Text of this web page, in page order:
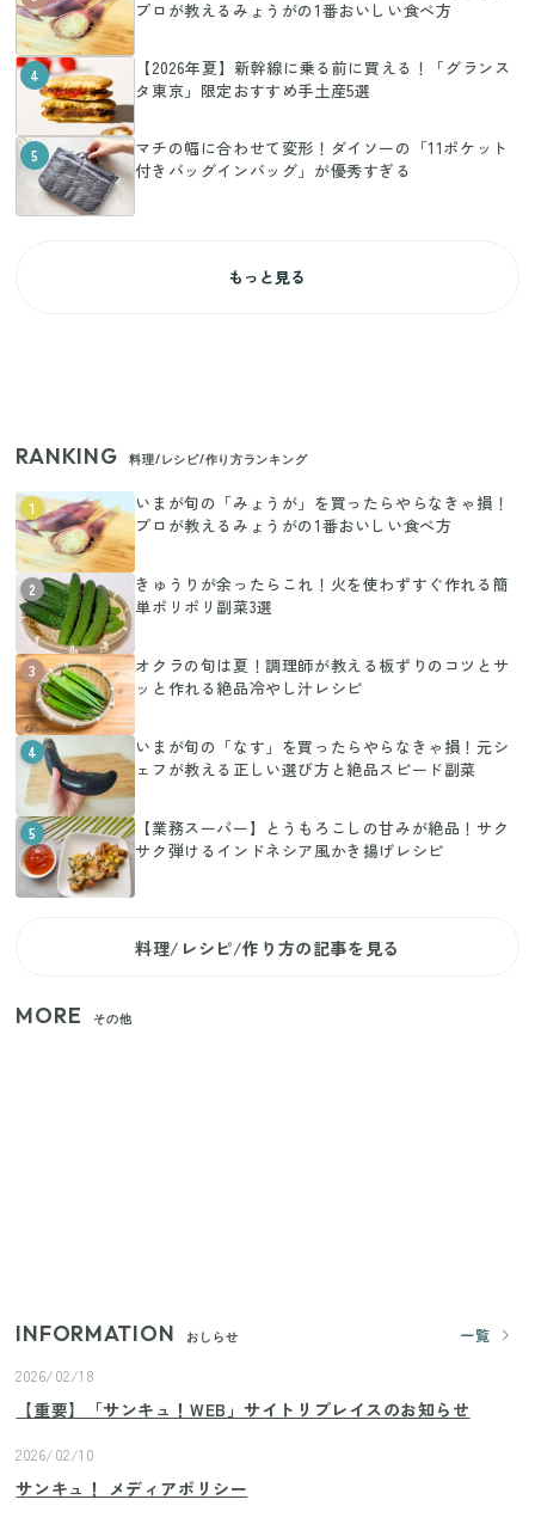
プロが教えるみょうがの1番おいしい食べ方
4
【2026年夏】新幹線に乗る前に買える！「グランス
タ東京」限定おすすめ手土産5選
5
マチの幅に合わせて変形！ダイソーの「11ポケット
付きバッグインバッグ」が優秀すぎる
もっと見る
RANKING 料理/レシピ/作り方ランキング
1
いまが旬の「みょうが」を買ったらやらなきゃ損！
プロが教えるみょうがの1番おいしい食べ方
2
きゅうりが余ったらこれ！火を使わずすぐ作れる簡
単ポリポリ副菜3選
3
オクラの旬は夏！調理師が教える板ずりのコツとサ
ッと作れる絶品冷やし汁レシピ
4
いまが旬の「なす」を買ったらやらなきゃ損！元シ
ェフが教える正しい選び方と絶品スピード副菜
5
【業務スーパー】とうもろこしの甘みが絶品！サク
サク弾けるインドネシア風かき揚げレシピ
料理/レシピ/作り方の記事を見る
MORE その他
INFORMATION おしらせ
一覧
2026/02/18
【重要】「サンキュ！WEB」サイトリプレイスのお知らせ
2026/02/10
サンキュ！ メディアポリシー